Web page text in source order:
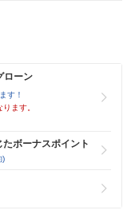
ローン
す！
ます。
ボーナスポイント
)